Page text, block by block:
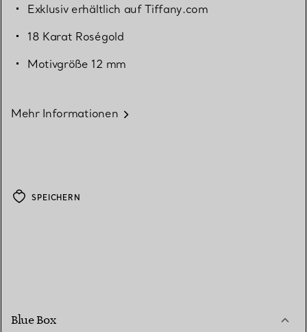
Exklusiv erhältlich auf Tiffany.com
18 Karat Roségold
Motivgröße 12 mm
Mehr Informationen
SPEICHERN
Blue Box